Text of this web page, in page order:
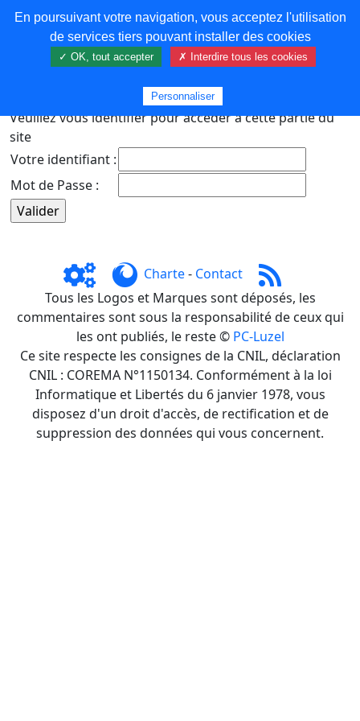
COREMA
Veuillez vous identifier pour accéder à cette partie du
site
Votre identifiant :
Mot de Passe :
Charte- Contact
Tous les Logos et Marques sont déposés, les
commentaires sont sous la responsabilité de ceux qui
les ont publiés, le reste © PC-Luzel
Ce site respecte les consignes de la CNIL, déclaration
CNIL : COREMA N°1150134. Conformément à la loi
Informatique et Libertés du 6 janvier 1978, vous
disposez d'un droit d'accès, de rectification et de
suppression des données qui vous concernent.
En poursuivant votre navigation, vous acceptez l'utilisation
de services tiers pouvant installer des cookies
✓ OK, tout accepter ✗ Interdire tous les cookies
Personnaliser